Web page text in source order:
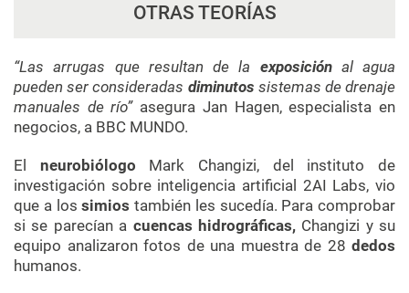
OTRAS TEORÍAS
“Las arrugas que resultan de la exposiciónal agua
pueden ser consideradas diminutos sistemas de drenaje
manuales de río”asegura Jan Hagen, especialista en
negocios, a BBC MUNDO.
El neurobiólogo Mark Changizi, del instituto de
investigación sobre inteligencia artificial 2AI Labs, vio
que a los simios también les sucedía. Para comprobar
si se parecían a cuencas hidrográficas,Changizi y su
equipo analizaron fotos de una muestra de 28 dedos
humanos.